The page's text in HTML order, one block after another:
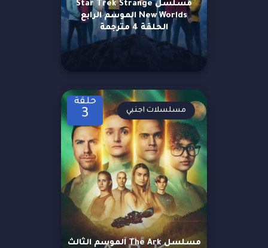
مسلسل Star Trek Strange
New Worlds الموسم الرابع
الحلقة 4 مترجمة
حلقة
3
مسلسل The Ark الموسم الثالث
مسلسلات اجنبي